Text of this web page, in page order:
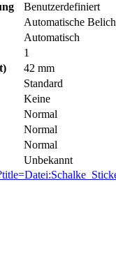
Benutzerdefiniert
Automatische
Automatisch
1
42 mm
Standard
Keine
Normal
Normal
Normal
Unbekannt